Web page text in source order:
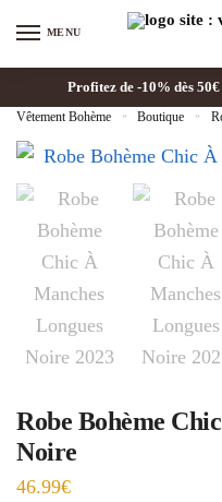
MENU
Profitez de -10% dès
Vêtement Bohème » Boutique »
Robe Bohème
Noire
46.99€